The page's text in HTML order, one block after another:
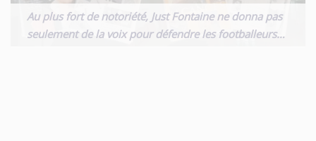
Au plus fort de notoriété, Just Fontaine ne donna pas
seulement de la voix pour défendre les footballeurs…